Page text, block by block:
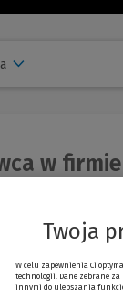
w
Twoja
W celu zapewnienia Ci
technologii. Dane zebrane za
innymi do ulepszania